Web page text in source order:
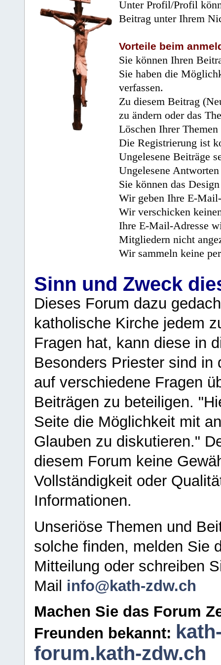
Unter Profil/Profil
Beitrag unter Ihrem
Vorteile beim
Sie können Ihren
Sie haben die
verfassen.
Zu diesem Beitrag
zu ändern oder das
Löschen Ihrer
Die Registrierung ist
Ungelesene Beiträge
Ungelesene
Sie können das
Wir geben Ihre E-
Wir verschicken
Ihre E-Mail-Adresse
Mitgliedern nicht
Wir sammeln keine
Sinn und Zweck
Dieses Forum dazu
katholische Kirche jedem
Fragen hat, kann diese in
Besonders Priester sind in
auf verschiedene Fragen
Beiträgen zu beteiligen.
Seite die Möglichkeit mit
Glauben zu diskutieren."
diesem Forum keine
Vollständigkeit oder
Informationen.
Unseriöse Themen und
solche finden, melden Sie
Mitteilung oder schreiben
Mail info@kath-zdw.ch
Machen Sie das Forum
Freunden bekannt:
forum.kath-zdw.ch